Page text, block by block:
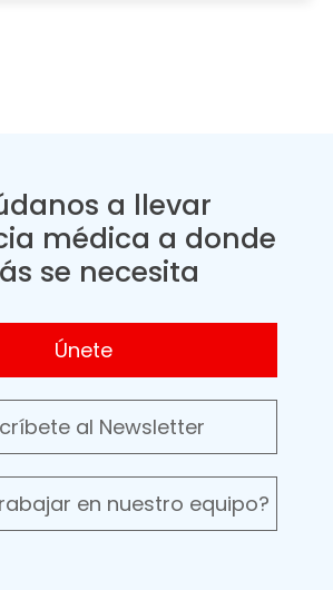
a llevar
médica a donde
se necesita
Únete
al Newsletter
en nuestro equipo?